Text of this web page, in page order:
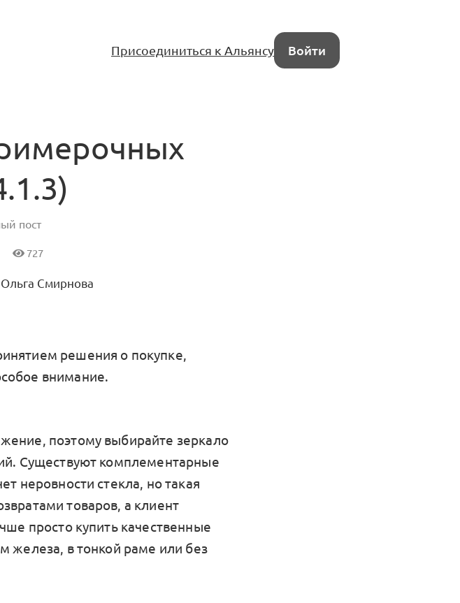
Присоединиться к Альянсу Войти
пост
727
Ольга Смирнова
решения о покупке,
внимание.
поэтому выбирайте зеркало
Существуют комплементарные
неровности стекла, но такая
товаров, а клиент
просто купить качественные
железа, в тонкой раме или без